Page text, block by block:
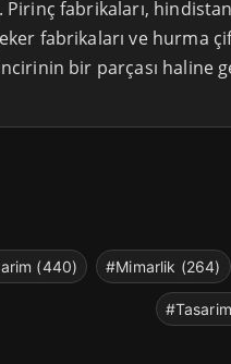
fabrikaları,
fabrikaları ve hurma
bir parçası haline
(440) #Mimarlik (264)